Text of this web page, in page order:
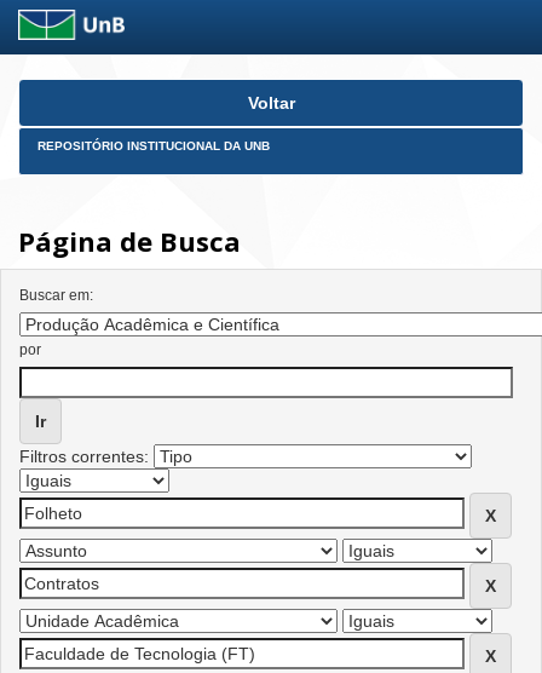
Skip
Voltar
REPOSITÓRIO INSTITUCIONAL DA UNB
Página de Busca
Buscar em:
por
Filtros correntes: